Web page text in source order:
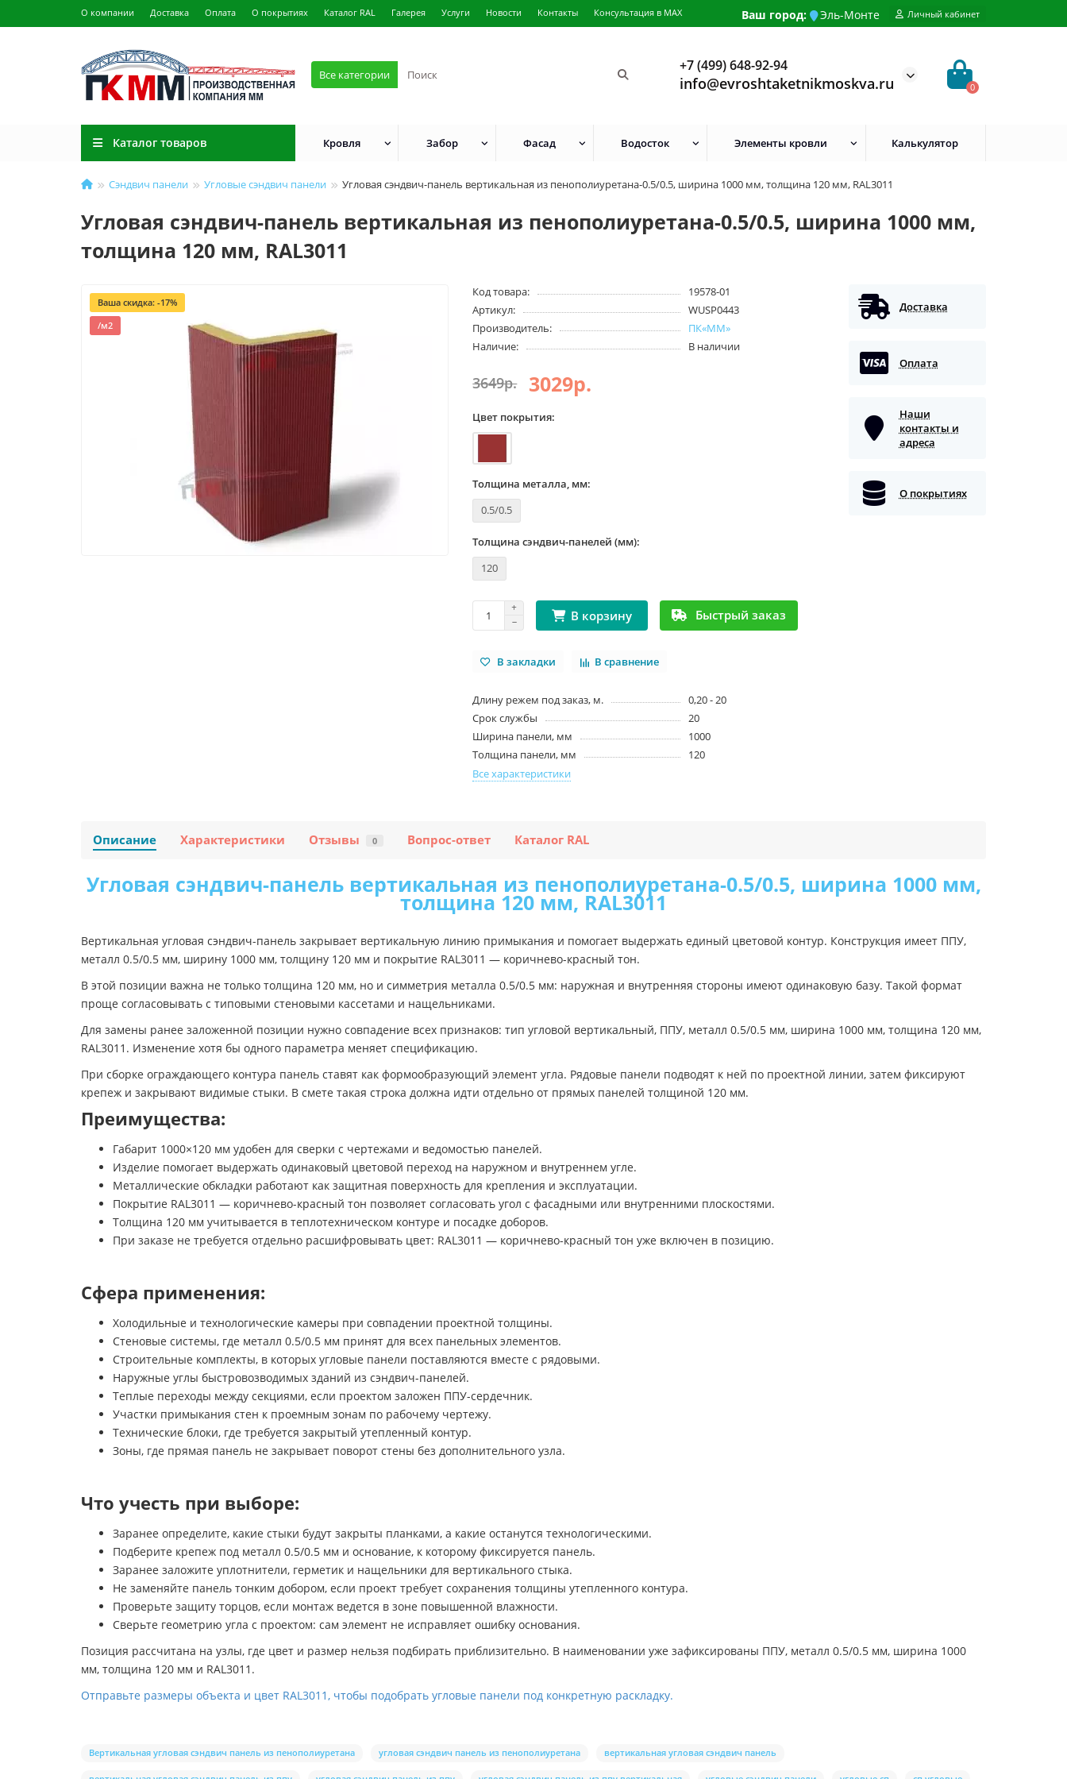
О компании Доставка Оплата О покрытиях Каталог RAL Галерея Услуги Новости Контакты Консультация в MAX Ваш город: Эль-Монте Личный кабинет
Все категории
+7 (499) 648-92-94
info@evroshtaketnikmoskva.ru 0
Каталог товаров Кровля Забор Фасад Водосток Элементы кровли Калькулятор
Сэндвич панели Угловые сэндвич панели Угловая сэндвич-панель вертикальная из пенополиуретана-0.5/0.5, ширина 1000 мм, толщина 120 мм, RAL3011
Угловая сэндвич-панель вертикальная из пенополиуретана-0.5/0.5, ширина 1000 мм,
толщина 120 мм, RAL3011
Ваша скидка: -17%
/м2
Код товара:
19578-01
Артикул:
WUSP0443
Производитель:
ПК«ММ»
Наличие:
В наличии
3649р. 3029р.
Цвет покрытия:
Толщина металла, мм:
0.5/0.5
Толщина сэндвич-панелей (мм):
120
В корзину Быстрый заказ
В закладки В сравнение
Длину режем под заказ, м.
0,20 - 20
Срок службы
20
Ширина панели, мм
1000
Толщина панели, мм
120
Все характеристики
Доставка
Оплата
Наши
контакты и
адреса
О покрытиях
Описание Характеристики Отзывы 0 Вопрос-ответ Каталог RAL
Угловая сэндвич-панель вертикальная из пенополиуретана-0.5/0.5, ширина 1000 мм,
толщина 120 мм, RAL3011
Вертикальная угловая сэндвич-панель закрывает вертикальную линию примыкания и помогает выдержать единый цветовой контур. Конструкция имеет ППУ,
металл 0.5/0.5 мм, ширину 1000 мм, толщину 120 мм и покрытие RAL3011 — коричнево-красный тон.
В этой позиции важна не только толщина 120 мм, но и симметрия металла 0.5/0.5 мм: наружная и внутренняя стороны имеют одинаковую базу. Такой формат
проще согласовывать с типовыми стеновыми кассетами и нащельниками.
Для замены ранее заложенной позиции нужно совпадение всех признаков: тип угловой вертикальный, ППУ, металл 0.5/0.5 мм, ширина 1000 мм, толщина 120 мм,
RAL3011. Изменение хотя бы одного параметра меняет спецификацию.
При сборке ограждающего контура панель ставят как формообразующий элемент угла. Рядовые панели подводят к ней по проектной линии, затем фиксируют
крепеж и закрывают видимые стыки. В смете такая строка должна идти отдельно от прямых панелей толщиной 120 мм.
Преимущества:
Габарит 1000×120 мм удобен для сверки с чертежами и ведомостью панелей.
Изделие помогает выдержать одинаковый цветовой переход на наружном и внутреннем угле.
Металлические обкладки работают как защитная поверхность для крепления и эксплуатации.
Покрытие RAL3011 — коричнево-красный тон позволяет согласовать угол с фасадными или внутренними плоскостями.
Толщина 120 мм учитывается в теплотехническом контуре и посадке доборов.
При заказе не требуется отдельно расшифровывать цвет: RAL3011 — коричнево-красный тон уже включен в позицию.
Сфера применения:
Холодильные и технологические камеры при совпадении проектной толщины.
Стеновые системы, где металл 0.5/0.5 мм принят для всех панельных элементов.
Строительные комплекты, в которых угловые панели поставляются вместе с рядовыми.
Наружные углы быстровозводимых зданий из сэндвич-панелей.
Теплые переходы между секциями, если проектом заложен ППУ-сердечник.
Участки примыкания стен к проемным зонам по рабочему чертежу.
Технические блоки, где требуется закрытый утепленный контур.
Зоны, где прямая панель не закрывает поворот стены без дополнительного узла.
Что учесть при выборе:
Заранее определите, какие стыки будут закрыты планками, а какие останутся технологическими.
Подберите крепеж под металл 0.5/0.5 мм и основание, к которому фиксируется панель.
Заранее заложите уплотнители, герметик и нащельники для вертикального стыка.
Не заменяйте панель тонким добором, если проект требует сохранения толщины утепленного контура.
Проверьте защиту торцов, если монтаж ведется в зоне повышенной влажности.
Сверьте геометрию угла с проектом: сам элемент не исправляет ошибку основания.
Позиция рассчитана на узлы, где цвет и размер нельзя подбирать приблизительно. В наименовании уже зафиксированы ППУ, металл 0.5/0.5 мм, ширина 1000
мм, толщина 120 мм и RAL3011.
Отправьте размеры объекта и цвет RAL3011, чтобы подобрать угловые панели под конкретную раскладку.
Вертикальная угловая сэндвич панель из пенополиуретана угловая сэндвич панель из пенополиуретана вертикальная угловая сэндвич панель